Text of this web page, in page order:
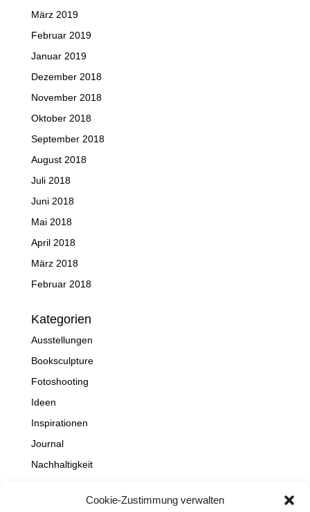
Cookie-Zustimmung verwalten
März 2019
Februar 2019
Januar 2019
Dezember 2018
November 2018
Oktober 2018
September 2018
August 2018
Juli 2018
Juni 2018
Mai 2018
April 2018
März 2018
Februar 2018
Kategorien
Ausstellungen
Booksculpture
Fotoshooting
Ideen
Inspirationen
Journal
Nachhaltigkeit